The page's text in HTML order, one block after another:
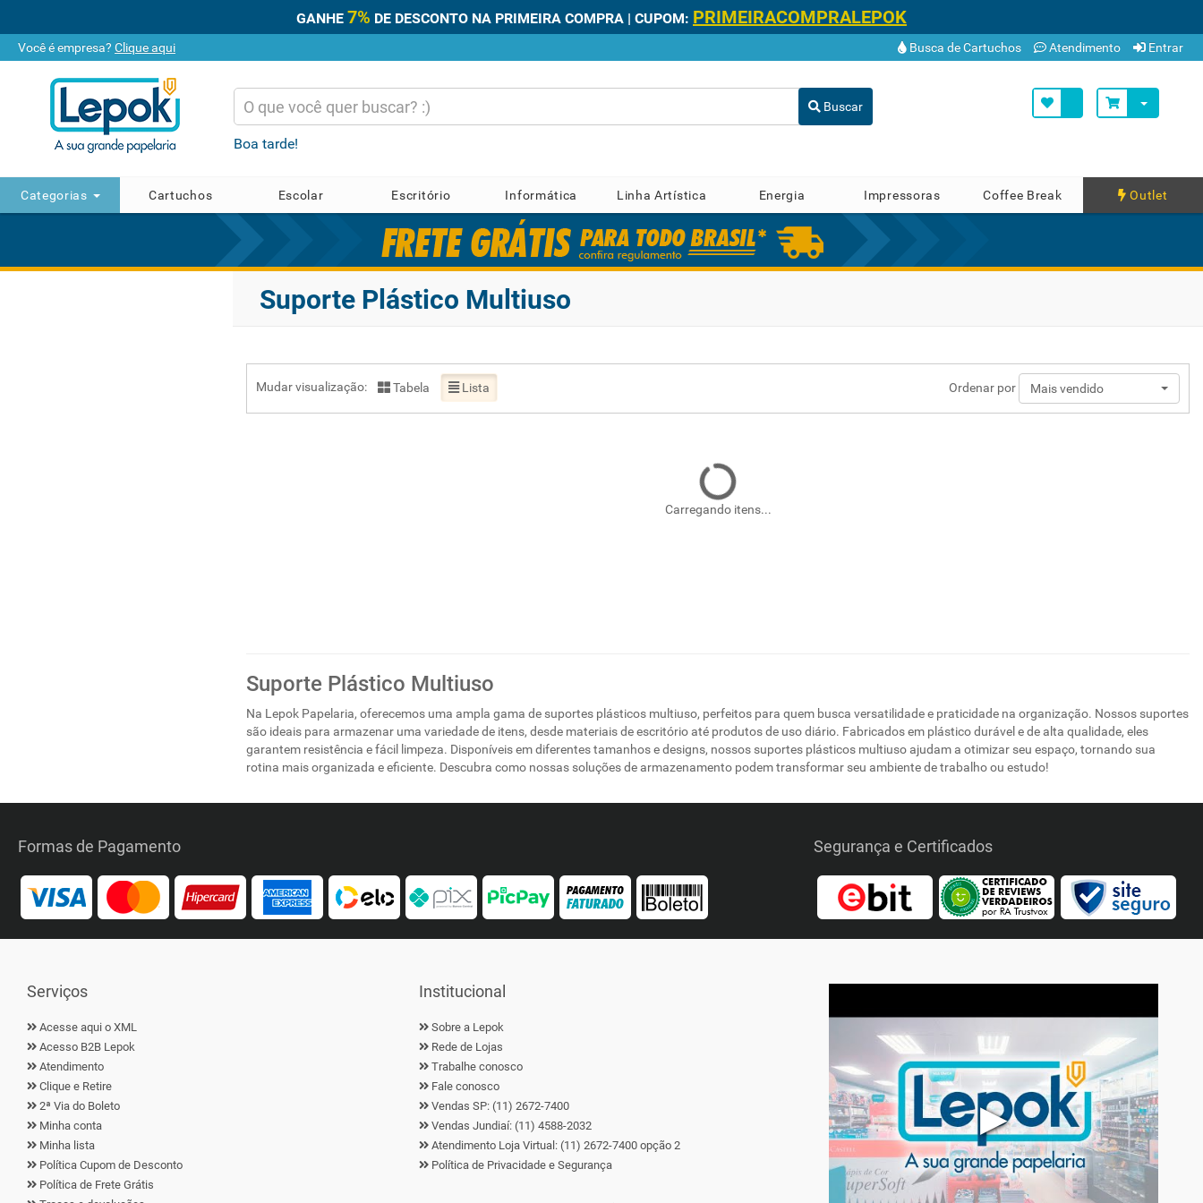
GANHE 7% DE DESCONTO NA PRIMEIRA COMPRA | CUPOM: PRIMEIRACOMPRALEPOK
Você é empresa? Clique aqui Busca de Cartuchos Atendimento Entrar
Buscar
Boa tarde!
Categorias Cartuchos Escolar Escritório Informática Linha Artística Energia Impressoras Coffee Break Outlet
Suporte Plástico Multiuso
Mudar visualização: Tabela Lista Ordenar por Mais vendido
Carregando itens...
Suporte Plástico Multiuso
Na Lepok Papelaria, oferecemos uma ampla gama de suportes plásticos multiuso, perfeitos para quem busca versatilidade e praticidade na organização. Nossos suportes
são ideais para armazenar uma variedade de itens, desde materiais de escritório até produtos de uso diário. Fabricados em plástico durável e de alta qualidade, eles
garantem resistência e fácil limpeza. Disponíveis em diferentes tamanhos e designs, nossos suportes plásticos multiuso ajudam a otimizar seu espaço, tornando sua
rotina mais organizada e eficiente. Descubra como nossas soluções de armazenamento podem transformar seu ambiente de trabalho ou estudo!
Formas de Pagamento Segurança e Certificados
Serviços
Acesse aqui o XML
Acesso B2B Lepok
Atendimento
Clique e Retire
2ª Via do Boleto
Minha conta
Minha lista
Política Cupom de Desconto
Política de Frete Grátis
Institucional
Sobre a Lepok
Rede de Lojas
Trabalhe conosco
Fale conosco
Vendas SP: (11) 2672-7400
Vendas Jundiaí: (11) 4588-2032
Atendimento Loja Virtual: (11) 2672-7400 opção 2
Política de Privacidade e Segurança
▶